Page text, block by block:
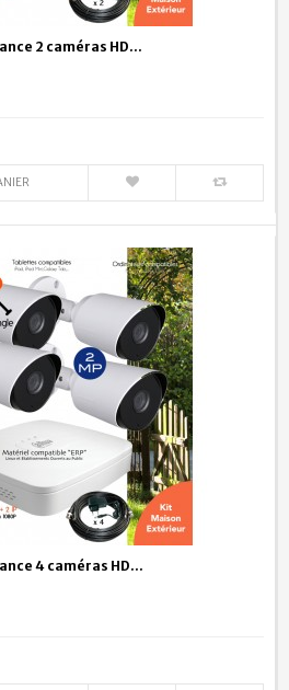
2 caméras HD...
4 caméras HD...